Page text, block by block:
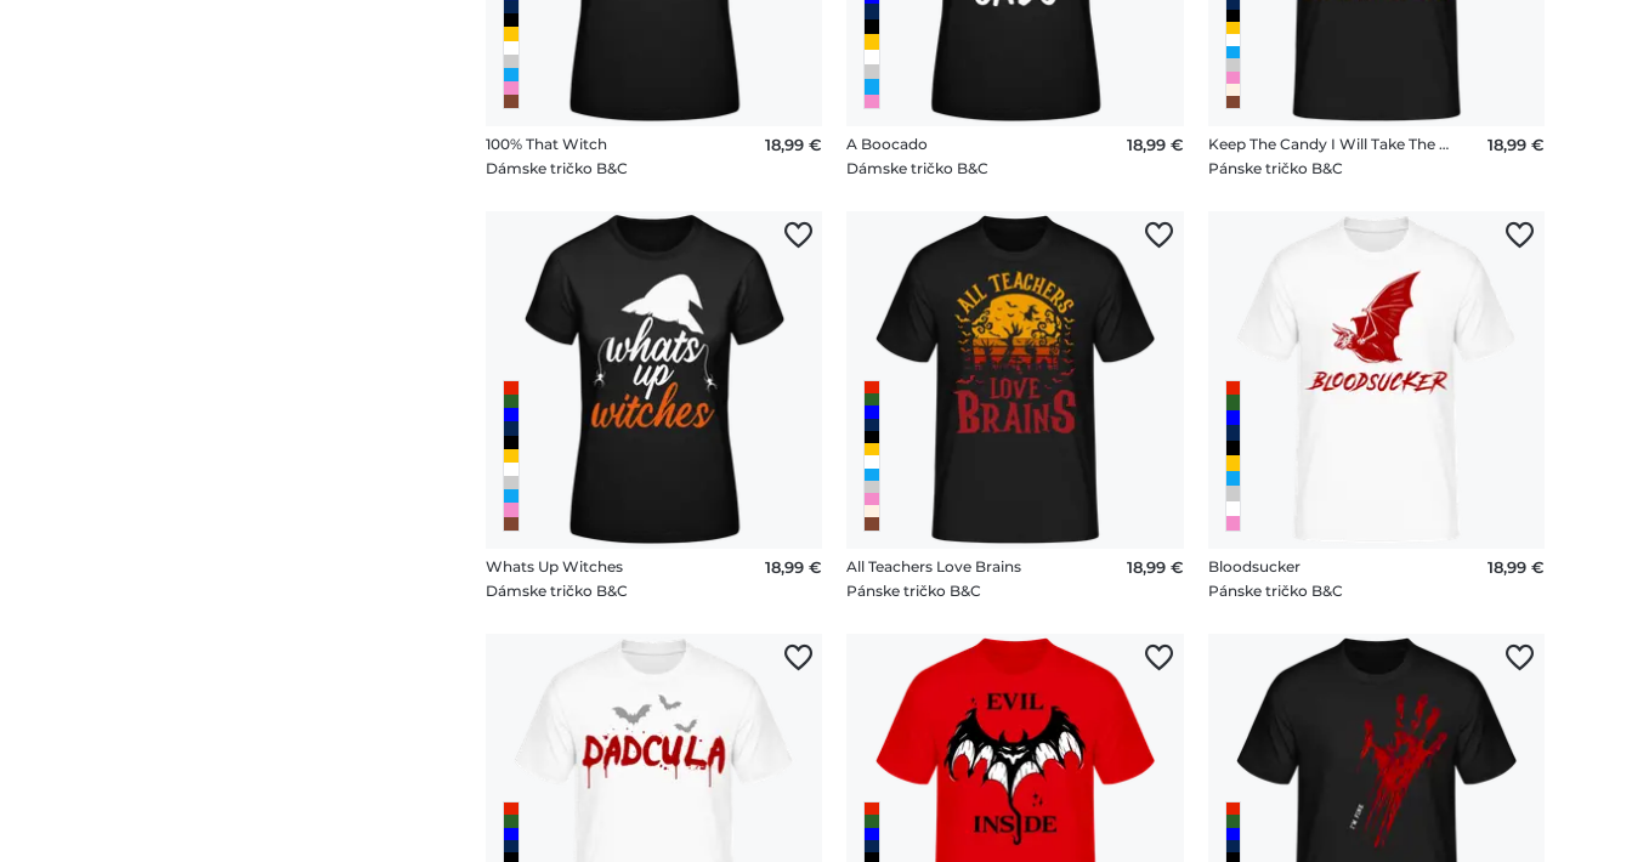
100% That Witch
Dámske tričko B&C
18,99 €
A Boocado
Dámske tričko B&C
18,99 €
Keep The Candy I Will Take The Beer
Pánske tričko B&C
18,99 €
Whats Up Witches
Dámske tričko B&C
18,99 €
All Teachers Love Brains
Pánske tričko B&C
18,99 €
Bloodsucker
Pánske tričko B&C
18,99 €